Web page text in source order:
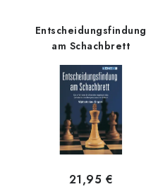
Entscheidungsfindung
am Schachbrett
21,95 €